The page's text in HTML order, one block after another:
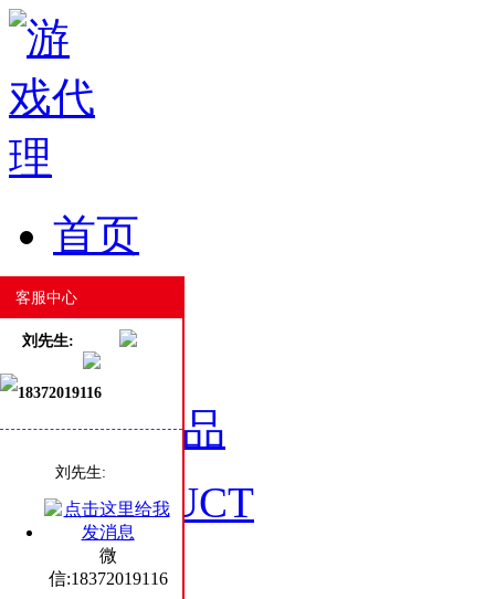
首页
HOME
游戏产品
PRODUCT
客服中心
刘先生:
18372019116
刘先生:
微
信:18372019116